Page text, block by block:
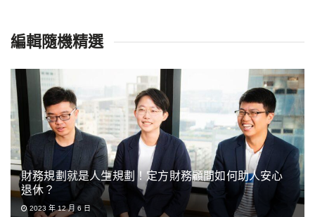
編輯隨機精選
財務規劃就是人生規劃！定方財務顧問如何助人安心
退休？
2023 年 12 月 6 日